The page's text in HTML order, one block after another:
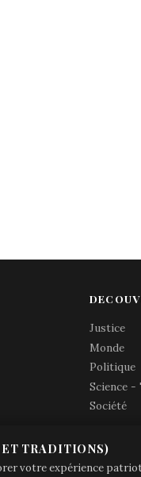
Justice
Monde
Politique
Science -
Société
TRADITIONS)
votre expérience